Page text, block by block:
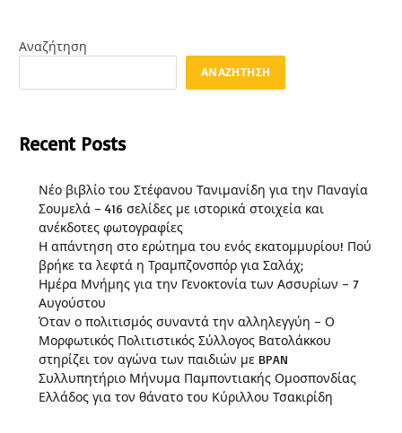
Αναζήτηση
ΑΝΑΖΉΤΗΣΗ
Recent Posts
Νέο βιβλίο του Στέφανου Τανιμανίδη για την Παναγία
Σουμελά – 416 σελίδες με ιστορικά στοιχεία και
ανέκδοτες φωτογραφίες
Η απάντηση στο ερώτημα του ενός εκατομμυρίου! Πού
βρήκε τα λεφτά η Τραμπζονσπόρ για Σαλάχ;
Ημέρα Μνήμης για την Γενοκτονία των Ασσυρίων – 7
Αυγούστου
Όταν ο πολιτισμός συναντά την αλληλεγγύη – Ο
Μορφωτικός Πολιτιστικός Σύλλογος Βατολάκκου
στηρίζει τον αγώνα των παιδιών με BPAN
Συλλυπητήριο Μήνυμα Παμποντιακής Ομοσπονδίας
Ελλάδος για τον θάνατο του Κύριλλου Τσακιρίδη